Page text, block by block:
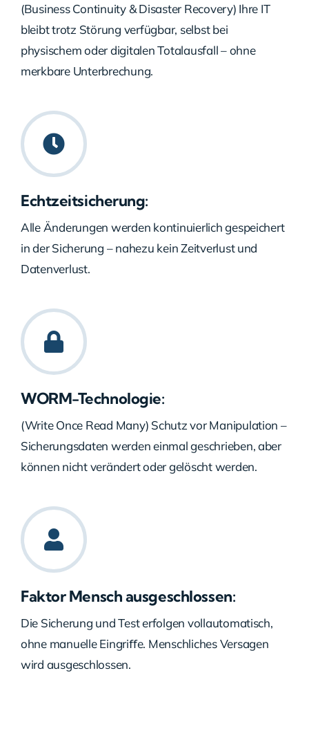
(Business Continuity & Disaster Recovery) Ihre IT
bleibt trotz Störung verfügbar, selbst bei
physischem oder digitalen Totalausfall – ohne
merkbare Unterbrechung.
Echtzeitsicherung:
Alle Änderungen werden kontinuierlich gespeichert
in der Sicherung – nahezu kein Zeitverlust und
Datenverlust.
WORM-Technologie:
(Write Once Read Many) Schutz vor Manipulation –
Sicherungsdaten werden einmal geschrieben, aber
können nicht verändert oder gelöscht werden.
Faktor Mensch ausgeschlossen:
Die Sicherung und Test erfolgen vollautomatisch,
ohne manuelle Eingriﬀe. Menschliches Versagen
wird ausgeschlossen.